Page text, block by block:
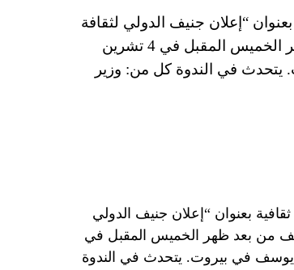
“إعلان جنيف الدولي لثقافة
الحوار الانساني 2015، مضمون وآمال”، عند الخامسة والنصف من بعد ظهر الخميس المقبل في 4 تشرين
يتحدث في الندوة كل من: وزير
بعنوان “إعلان جنيف الدولي
والنصف من بعد ظهر الخميس المقبل في
يوسف في بيروت. يتحدث في الندوة